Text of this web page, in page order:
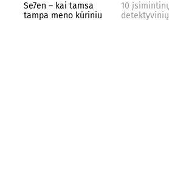
Se7en – kai tamsa
tampa meno kūriniu
10